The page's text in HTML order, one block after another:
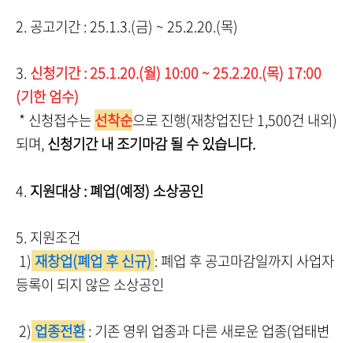
2. 공고기간 : 25.1.3.(금) ~ 25.2.20.(목)
3. 신청기간 : 25.1.20.(월) 10:00 ~ 25.2.20.(목) 17:00
(기한 엄수)
* 신청접수는선착순으로 진행(재창업진단 1,500건 내외)
되며,신청기간 내 조기마감 될 수 있습니다.
4. 지원대상 : 폐업(예정) 소상공인
5. 지원조건
1) 재창업(폐업 후 신규) : 폐업 후 공고마감일까지 사업자
등록이 되지 않은 소상공인
2) 업종전환: 기존 영위 업종과 다른 새로운 업종(업태변